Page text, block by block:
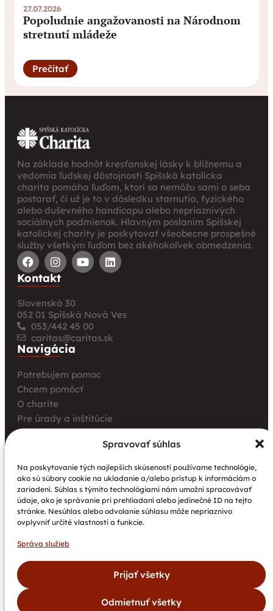
Spravovať súhlas
Na poskytovanie tých najlepších skúseností používame technológie,
ako sú súbory cookie na ukladanie a/alebo prístup k informáciám o
zariadení. Súhlas s týmito technológiami nám umožní spracovávať
údaje, ako je správanie pri prehliadaní alebo jedinečné ID na tejto
stránke. Nesúhlas alebo odvolanie súhlasu môže nepriaznivo
ovplyvniť určité vlastnosti a funkcie.
Správa služieb
Prijať všetky
Odmietnuť všetky
27.07.2026
Popoludnie angažovanosti na Národnom
stretnutí mládeže
Prečítať
Na základe hodnôt kresťanskej lásky k blížnemu a
vedomia ľudskej dôstojnosti Spišská katolícka
charita pomáha ľuďom, ktorí sa nemôžu sami o seba
postarať, či už je to v dôsledku starnutia, fyzického
alebo duševného handicapu alebo nepriaznivých
sociálnych podmienok. Hlavným poslaním Spišskej
katolíckej charity je poskytovať všeobecne prospešné
služby všetkým ľuďom bez akéhokoľvek obmedzenia.
Kontakt
Slovenská 30
052 01 Spišská Nová Ves
053/442 45 00
caritas@caritas.sk
Navigácia
Potrebujem pomoc
Chcem pomôcť
O charite
Pre úrady a inštitúcie
Farské charity
Aktuality
Charita bez hraníc: Stretnutie Spišskej katolíckej
charity a Krakowskej arcidiecéznej charity prinieslo
nové pohľady na fundraising aj propagáciu
Nové petangové ihrisko prináša seniorom radosť,
pohyb a komunitu
tretích krajín vrátane migrantov“